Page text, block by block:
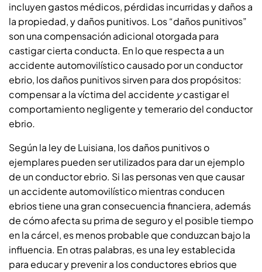
incluyen gastos médicos, pérdidas incurridas y daños a
la propiedad, y daños punitivos. Los “daños punitivos”
son una compensación adicional otorgada para
castigar cierta conducta. En lo que respecta a un
accidente automovilístico causado por un conductor
ebrio, los daños punitivos sirven para dos propósitos:
compensar a la víctima del accidente ycastigar el
comportamiento negligente y temerario del conductor
ebrio.
Según la ley de Luisiana, los daños punitivos o
ejemplares pueden ser utilizados para dar un ejemplo
de un conductor ebrio. Si las personas ven que causar
un accidente automovilístico mientras conducen
ebrios tiene una gran consecuencia financiera, además
de cómo afecta su prima de seguro y el posible tiempo
en la cárcel, es menos probable que conduzcan bajo la
influencia. En otras palabras, es una ley establecida
para educar y prevenir a los conductores ebrios que